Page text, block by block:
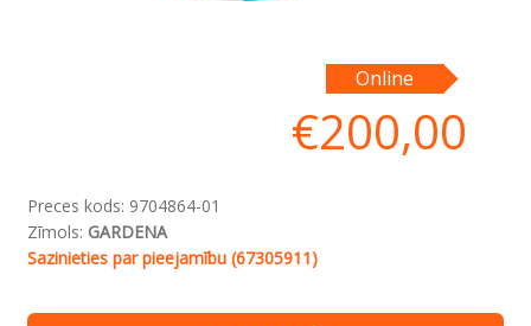
Online
€200,00
Preces kods: 9704864-01
Zīmols: GARDENA
Sazinieties par pieejamību (67305911)